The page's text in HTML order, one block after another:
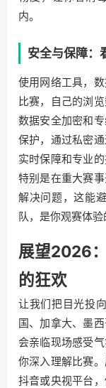
内。
安全与保障：
使用网络工具，
比赛，自己的浏
数据安全加密和
保护，通过私密
实时保障和专业
特别是在重大赛
解决问题，这能
队，是你观赛体验
展望2026
的狂欢
让我们把目光投
国、加拿大、墨
会亲临现场感受
你深入理解比赛
抖音或央视平台